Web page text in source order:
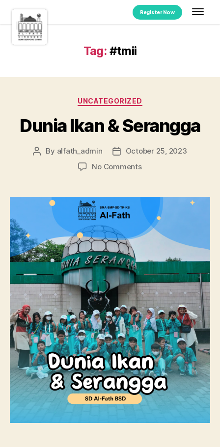
Register Now
Tag: #tmii
UNCATEGORIZED
Dunia Ikan & Serangga
By alfath_admin
October 25, 2023
No Comments